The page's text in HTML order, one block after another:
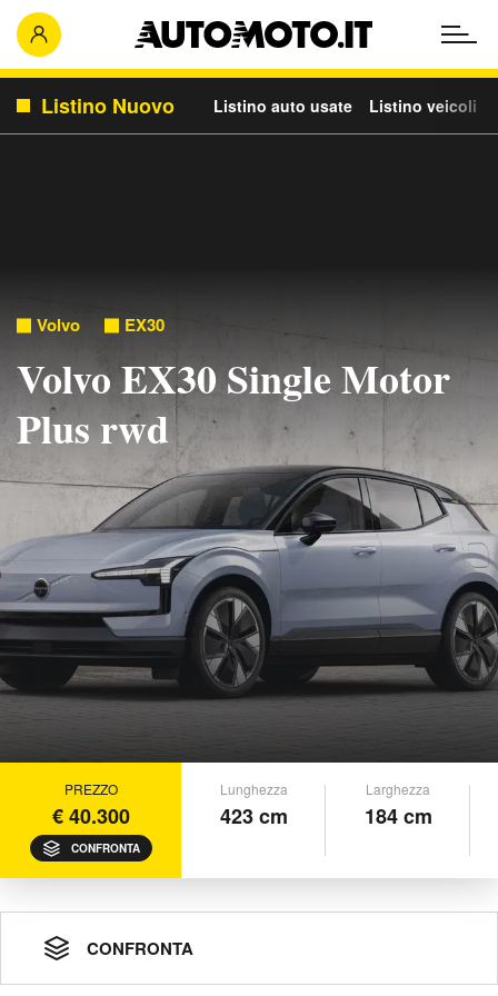
Listino Nuovo Listino auto usate Listino veicoli
Volvo EX30
Volvo EX30 Single Motor
Plus rwd
PREZZO
€ 40.300
CONFRONTA
Lunghezza
423 cm
Larghezza
184 cm
CONFRONTA